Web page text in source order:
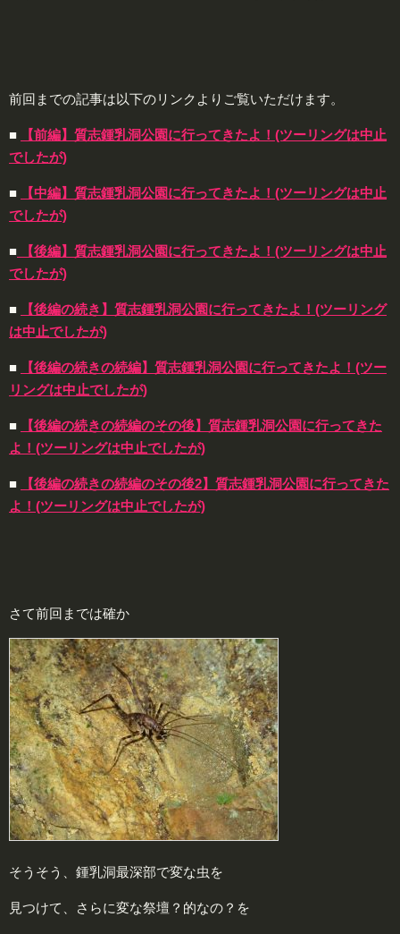
前回までの記事は以下のリンクよりご覧いただけます。
■
【前編】質志鍾乳洞公園に行ってきたよ！(ツーリングは中止
でしたが)
■
【中編】質志鍾乳洞公園に行ってきたよ！(ツーリングは中止
でしたが)
■ 【後編】質志鍾乳洞公園に行ってきたよ！(ツーリングは中止
でしたが)
■
【後編の続き】質志鍾乳洞公園に行ってきたよ！(ツーリング
は中止でしたが)
■
【後編の続きの続編】質志鍾乳洞公園に行ってきたよ！(ツー
リングは中止でしたが)
■
【後編の続きの続編のその後】質志鍾乳洞公園に行ってきた
よ！(ツーリングは中止でしたが)
■
【後編の続きの続編のその後2】質志鍾乳洞公園に行ってきた
よ！(ツーリングは中止でしたが)
さて前回までは確か
そうそう、鍾乳洞最深部で変な虫を
見つけて、さらに変な祭壇？的なの？を